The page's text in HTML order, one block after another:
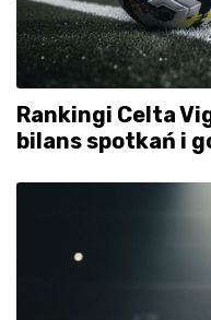
Rankingi Celta
bilans spotkań i